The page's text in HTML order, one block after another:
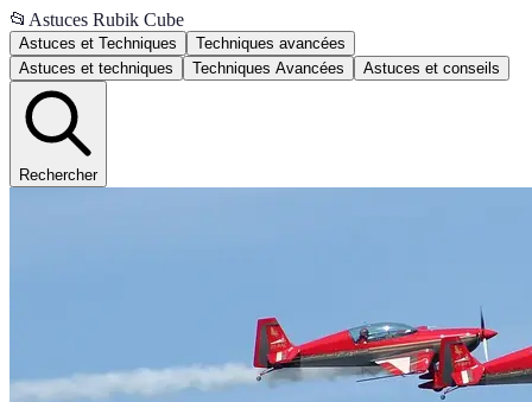
📂 Astuces Rubik Cube
Astuces et Techniques
Techniques avancées
Astuces et techniques
Techniques Avancées Astuces et conseils
Rechercher